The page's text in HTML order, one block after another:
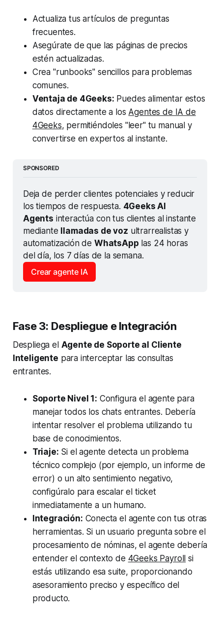
Actualiza tus artículos de preguntas
frecuentes.
Asegúrate de que las páginas de precios
estén actualizadas.
Crea "runbooks" sencillos para problemas
comunes.
Ventaja de 4Geeks: Puedes alimentar estos
datos directamente a los Agentes de IA de
4Geeks, permitiéndoles "leer" tu manual y
convertirse en expertos al instante.
SPONSORED
Deja de perder clientes potenciales y reducir
los tiempos de respuesta. 4Geeks AI
Agents interactúa con tus clientes al instante
mediante llamadas de voz ultrarrealistas y
automatización de WhatsApp las 24 horas
del día, los 7 días de la semana.
Crear agente IA
Fase 3: Despliegue e Integración
Despliega el Agente de Soporte al Cliente
Inteligente para interceptar las consultas
entrantes.
Soporte Nivel 1: Configura el agente para
manejar todos los chats entrantes. Debería
intentar resolver el problema utilizando tu
base de conocimientos.
Triaje: Si el agente detecta un problema
técnico complejo (por ejemplo, un informe de
error) o un alto sentimiento negativo,
configúralo para escalar el ticket
inmediatamente a un humano.
Integración: Conecta el agente con tus otras
herramientas. Si un usuario pregunta sobre el
procesamiento de nóminas, el agente debería
entender el contexto de 4Geeks Payroll
si
estás utilizando esa suite, proporcionando
asesoramiento preciso y específico del
producto.